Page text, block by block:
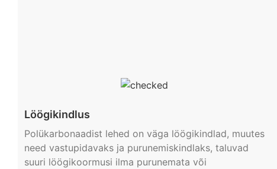
Löögikindlus
Polükarbonaadist lehed on väga löögikindlad, muutes
need vastupidavaks ja purunemiskindlaks, taluvad
suuri löögikoormusi ilma purunemata või